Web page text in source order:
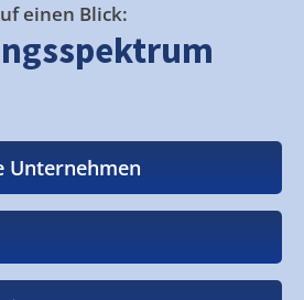
einen Blick:
Unternehmen